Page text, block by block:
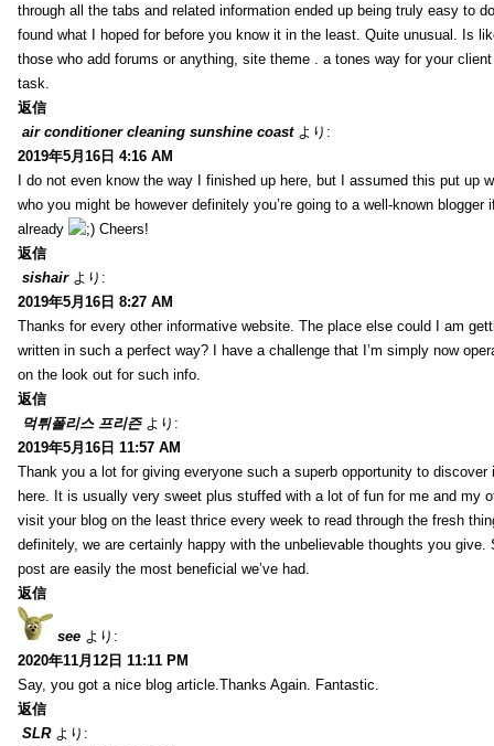
through all the tabs and related information ended up being truly easy to
found what I hoped for before you know it in the least. Quite unusual. Is
those who add forums or anything, site theme . a tones way for your
task.
返信
air conditioner cleaning sunshine coast より:
2019年5月16日 4:16 AM
I do not even know the way I finished up here, but I assumed this put up
who you might be however definitely you’re going to a well-known blogger
already
Cheers!
返信
sishair より:
2019年5月16日 8:27 AM
Thanks for every other informative website. The place else could I am
written in such a perfect way? I have a challenge that I’m simply now
on the look out for such info.
返信
먹튀폴리스 프리즌 より:
2019年5月16日 11:57 AM
Thank you a lot for giving everyone such a superb opportunity to discover
here. It is usually very sweet plus stuffed with a lot of fun for me and my
visit your blog on the least thrice every week to read through the fresh
definitely, we are certainly happy with the unbelievable thoughts you
post are easily the most beneficial we’ve had.
返信
see より:
2020年11月12日 11:11 PM
Say, you got a nice blog article.Thanks Again. Fantastic.
返信
SLR より: